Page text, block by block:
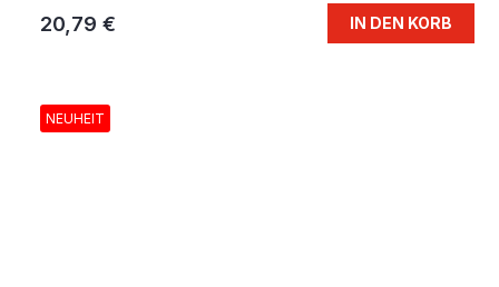
20,79 € IN DEN KORB
NEUHEIT